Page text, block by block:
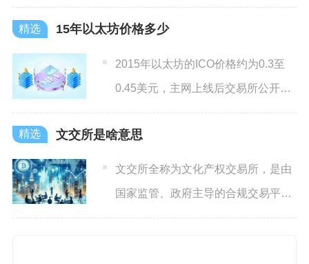
块记账权，打包全网交易上链
15年以太坊价格多少
2015年以太坊的ICO价格约为0.3至
0.45美元，主网上线后交易所公开交
易的初始价格在
文交所是啥意思
文交所全称为文化产权交易所，是由
国家监管、政府主导的合规交易平
台，核心是把文化资产（艺术品